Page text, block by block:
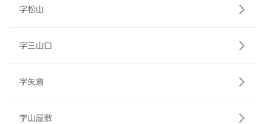
字松山
字三山口
字矢倉
字山屋敷